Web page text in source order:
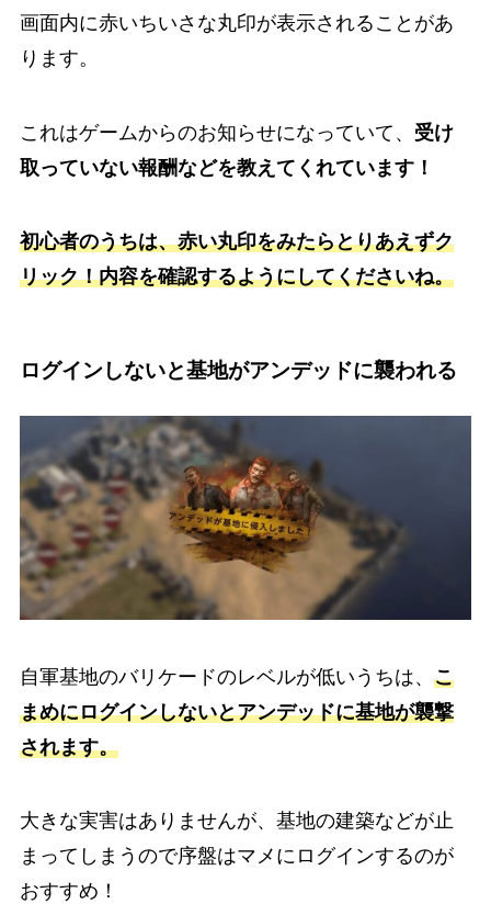
画面内に赤いちいさな丸印が表示されることがあ
ります。
これはゲームからのお知らせになっていて、 受け
取っていない報酬などを教えてくれています！
初心者のうちは、赤い丸印をみたらとりあえずク
リック！内容を確認するようにしてくださいね。
ログインしないと基地がアンデッドに襲われる
自軍基地のバリケードのレベルが低いうちは、 こ
まめにログインしないとアンデッドに基地が襲撃
されます。
大きな実害はありませんが、基地の建築などが止
まってしまうので序盤はマメにログインするのが
おすすめ！